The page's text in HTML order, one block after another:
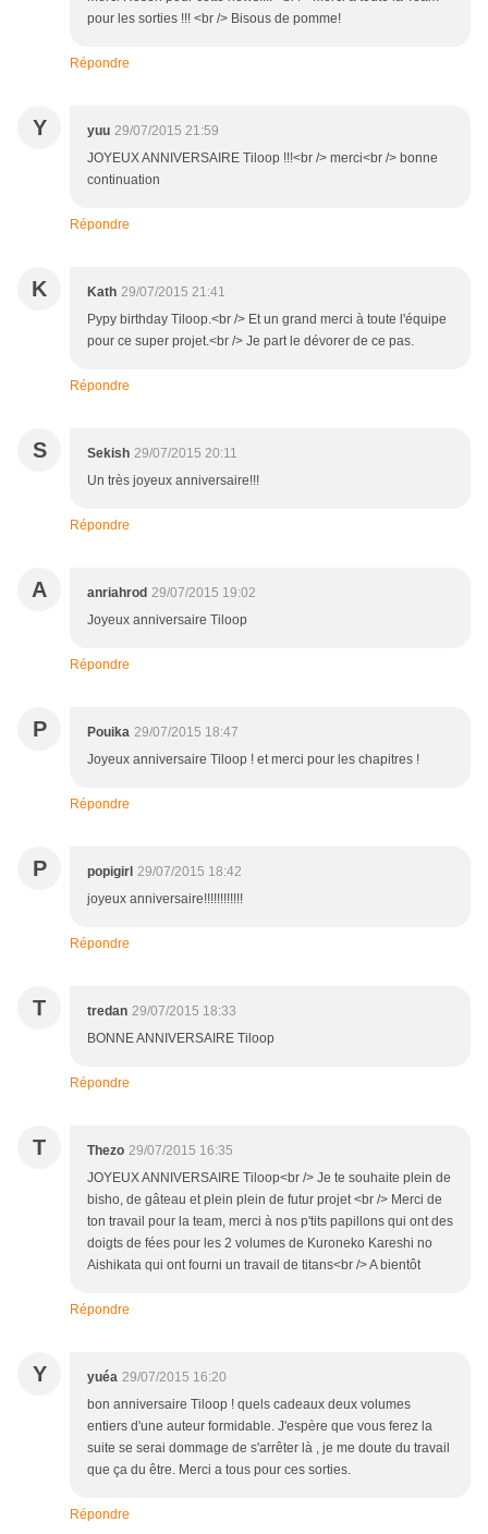
pour les sorties !!! <br /> Bisous de pomme!
Répondre
Y yuu 29/07/2015 21:59
JOYEUX ANNIVERSAIRE Tiloop !!!<br /> merci<br /> bonne
continuation
Répondre
K Kath 29/07/2015 21:41
Pypy birthday Tiloop.<br /> Et un grand merci à toute l'équipe
pour ce super projet.<br /> Je part le dévorer de ce pas.
Répondre
S Sekish 29/07/2015 20:11
Un très joyeux anniversaire!!!
Répondre
A anriahrod 29/07/2015 19:02
Joyeux anniversaire Tiloop
Répondre
P Pouika 29/07/2015 18:47
Joyeux anniversaire Tiloop ! et merci pour les chapitres !
Répondre
P popigirl 29/07/2015 18:42
joyeux anniversaire!!!!!!!!!!!!
Répondre
T tredan 29/07/2015 18:33
BONNE ANNIVERSAIRE Tiloop
Répondre
T Thezo 29/07/2015 16:35
JOYEUX ANNIVERSAIRE Tiloop<br /> Je te souhaite plein de
bisho, de gâteau et plein plein de futur projet <br /> Merci de
ton travail pour la team, merci à nos p'tits papillons qui ont des
doigts de fées pour les 2 volumes de Kuroneko Kareshi no
Aishikata qui ont fourni un travail de titans<br /> A bientôt
Répondre
Y yuéa 29/07/2015 16:20
bon anniversaire Tiloop ! quels cadeaux deux volumes
entiers d'une auteur formidable. J'espère que vous ferez la
suite se serai dommage de s'arrêter là , je me doute du travail
que ça du être. Merci a tous pour ces sorties.
Répondre